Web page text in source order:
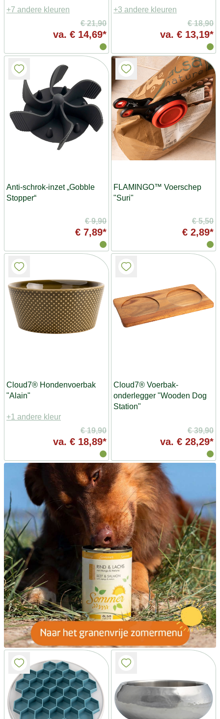
+7 andere kleuren
€ 21,90
va. € 14,69*
+3 andere kleuren
€ 18,90
va. € 13,19*
Anti-schrok-inzet „Gobble
Stopper“
€ 9,90
€ 7,89*
FLAMINGO™ Voerschep
"Suri"
€ 5,50
€ 2,89*
Cloud7® Hondenvoerbak
"Alain"
+1 andere kleur
€ 19,90
va. € 18,89*
Cloud7® Voerbak-
onderlegger "Wooden Dog
Station"
€ 39,90
va. € 28,29*